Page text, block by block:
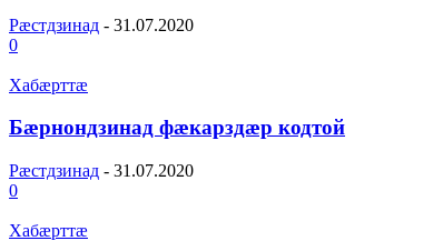
Рæстдзинад - 31.07.2020
0
Хабæрттæ
Бæрнондзинад фæкарздæр кодтой
Рæстдзинад - 31.07.2020
0
Хабæрттæ